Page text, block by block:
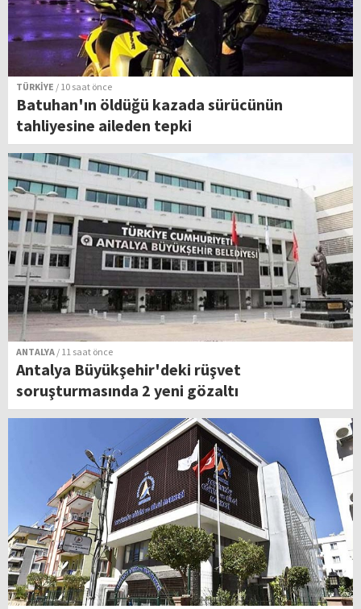
TÜRKİYE / 10 saat önce
Batuhan'ın öldüğü kazada sürücünün
tahliyesine aileden tepki
ANTALYA / 11 saat önce
Antalya Büyükşehir'deki rüşvet
soruşturmasında 2 yeni gözaltı